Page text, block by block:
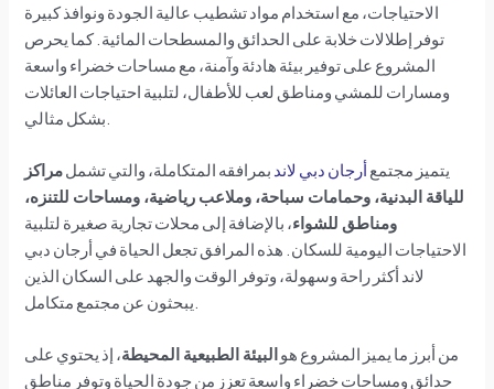
الاحتياجات، مع استخدام مواد تشطيب عالية الجودة ونوافذ كبيرة
توفر إطلالات خلابة على الحدائق والمسطحات المائية. كما يحرص
المشروع على توفير بيئة هادئة وآمنة، مع مساحات خضراء واسعة
ومسارات للمشي ومناطق لعب للأطفال، لتلبية احتياجات العائلات
يتميز مجتمعأرجان دبي لاند بمرافقه المتكاملة، والتي تشملمراكز
للياقة البدنية، وحمامات سباحة، وملاعب رياضية، ومساحات للتنزه،
ومناطق للشواء، بالإضافة إلى محلات تجارية صغيرة لتلبية
الاحتياجات اليومية للسكان. هذه المرافق تجعل الحياة في أرجان دبي
لاند أكثر راحة وسهولة، وتوفر الوقت والجهد على السكان الذين
من أبرز ما يميز المشروع هوالبيئة الطبيعية المحيطة، إذ يحتوي على
حدائق ومساحات خضراء واسعة تعزز من جودة الحياة وتوفر مناطق